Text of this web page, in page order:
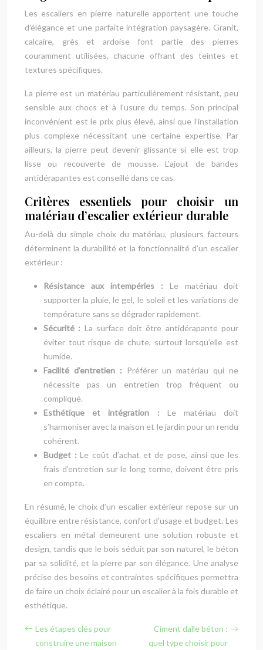
Les escaliers en pierre naturelle apportent une touche
d’élégance et une parfaite intégration paysagère. Granit,
calcaire, grès et ardoise font partie des pierres
couramment utilisées, chacune offrant des teintes et
textures spécifiques.
La pierre est un matériau particulièrement résistant, peu
sensible aux chocs et à l’usure du temps. Son principal
inconvénient est le prix plus élevé, ainsi que l’installation
plus complexe nécessitant une certaine expertise. Par
ailleurs, la pierre peut devenir glissante si elle est trop
lisse ou recouverte de mousse. L’ajout de bandes
antidérapantes est conseillé dans ce cas.
Critères essentiels pour choisir un
matériau d’escalier extérieur durable
Au-delà du simple choix du matériau, plusieurs facteurs
déterminent la durabilité et la fonctionnalité d’un escalier
extérieur :
Résistance aux intempéries : Le matériau doit
supporter la pluie, le gel, le soleil et les variations de
température sans se dégrader rapidement.
Sécurité : La surface doit être antidérapante pour
éviter tout risque de chute, surtout lorsqu’elle est
humide.
Facilité d’entretien : Préférer un matériau qui ne
nécessite pas un entretien trop fréquent ou
compliqué.
Esthétique et intégration : Le matériau doit
s’harmoniser avec la maison et le jardin pour un rendu
cohérent.
Budget : Le coût d’achat et de pose, ainsi que les
frais d’entretien sur le long terme, doivent être pris
en compte.
En résumé, le choix d’un escalier extérieur repose sur un
équilibre entre résistance, confort d’usage et budget. Les
escaliers en métal demeurent une solution robuste et
design, tandis que le bois séduit par son naturel, le béton
par sa solidité, et la pierre par son élégance. Une analyse
précise des besoins et contraintes spécifiques permettra
de faire un choix éclairé pour un escalier à la fois durable et
esthétique.
Les étapes clés pour
construire une maison
Ciment dalle béton :
quel type choisir pour